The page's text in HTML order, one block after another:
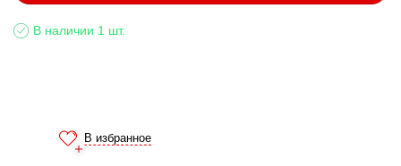
В наличии 1 шт.
В избранное